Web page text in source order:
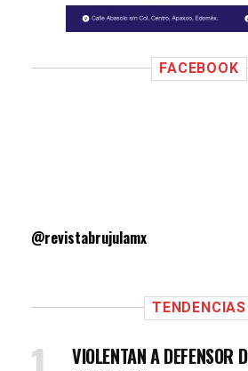
FACEBOOK
@revistabrujulamx
TENDENCIAS
VIOLENTAN A DEFENSOR